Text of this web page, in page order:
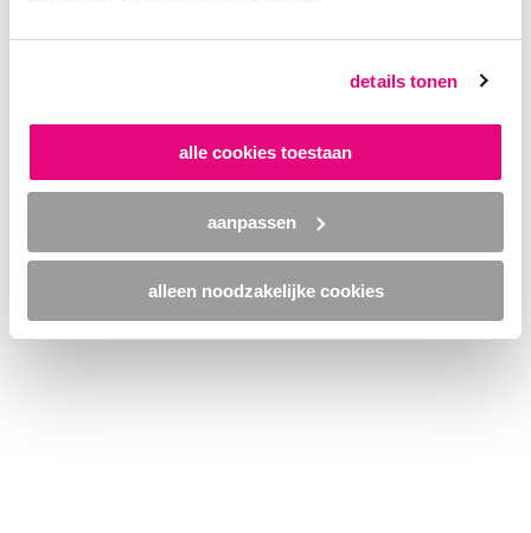
details tonen
alle cookies toestaan
aanpassen
alleen noodzakelijke cookies